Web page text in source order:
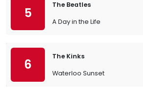
5
The Beatles
A Day in the Life
6
The Kinks
Waterloo Sunset